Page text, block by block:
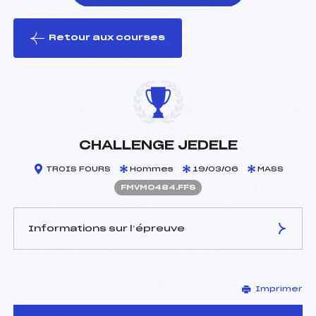
le ski
Retour aux courses
CHALLENGE JEDELE
TROIS FOURS Hommes 19/03/06 MASS
FMVM0484.FFS
Informations sur l’épreuve
POIROT ERIC (MV)
D.T Adjoint :
–
Imprimer